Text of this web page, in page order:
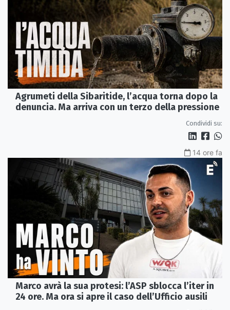
Agrumeti della Sibaritide, l’acqua torna dopo la
denuncia. Ma arriva con un terzo della pressione
Condividi su:
14 ore fa
Marco avrà la sua protesi: l’ASP sblocca l’iter in
24 ore. Ma ora si apre il caso dell’Ufficio ausili